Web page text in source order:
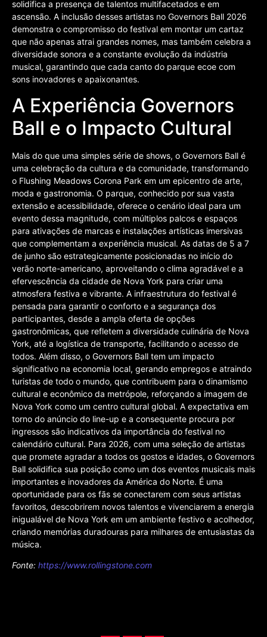
solidifica a presença de talentos multifacetados e em
ascensão. A inclusão desses artistas no Governors Ball 2026
demonstra o compromisso do festival em montar um cartaz
que não apenas atrai grandes nomes, mas também celebra a
diversidade sonora e a constante evolução da indústria
musical, garantindo que cada canto do parque ecoe com
sons inovadores e apaixonantes.
A Experiência Governors
Ball e o Impacto Cultural
Mais do que uma simples série de shows, o Governors Ball é
uma celebração da cultura e da comunidade, transformando
o Flushing Meadows Corona Park em um epicentro de arte,
moda e gastronomia. O parque, conhecido por sua vasta
extensão e acessibilidade, oferece o cenário ideal para um
evento dessa magnitude, com múltiplos palcos e espaços
para ativações de marcas e instalações artísticas imersivas
que complementam a experiência musical. As datas de 5 a 7
de junho são estrategicamente posicionadas no início do
verão norte-americano, aproveitando o clima agradável e a
efervescência da cidade de Nova York para criar uma
atmosfera festiva e vibrante. A infraestrutura do festival é
pensada para garantir o conforto e a segurança dos
participantes, desde a ampla oferta de opções
gastronômicas, que refletem a diversidade culinária de Nova
York, até a logística de transporte, facilitando o acesso de
todos. Além disso, o Governors Ball tem um impacto
significativo na economia local, gerando empregos e atraindo
turistas de todo o mundo, que contribuem para o dinamismo
cultural e econômico da metrópole, reforçando a imagem de
Nova York como um centro cultural global. A expectativa em
torno do anúncio do line-up e a consequente procura por
ingressos são indicativos da importância do festival no
calendário cultural. Para 2026, com uma seleção de artistas
que promete agradar a todos os gostos e idades, o Governors
Ball solidifica sua posição como um dos eventos musicais mais
importantes e inovadores da América do Norte. É uma
oportunidade para os fãs se conectarem com seus artistas
favoritos, descobrirem novos talentos e vivenciarem a energia
inigualável de Nova York em um ambiente festivo e acolhedor,
criando memórias duradouras para milhares de entusiastas da
música.
Fonte: https://www.rollingstone.com